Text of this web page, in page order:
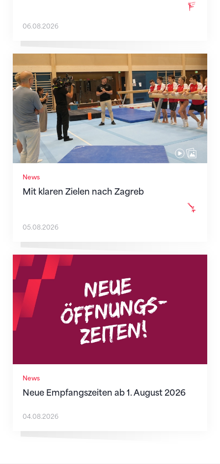
06.08.2026
News
Mit klaren Zielen nach Zagreb
Mit klaren Zielen nach Zagreb
05.08.2026
News
Neue Empfangszeiten ab 1. August 2026
Neue Empfangszeiten ab 1. August 2026
04.08.2026